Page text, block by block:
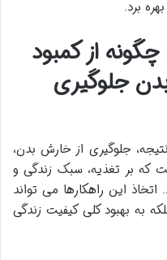
برد.
از کمبود
جلوگیری
جلوگیری از خارش بدن،
که بر تغذیه، سبک زندگی و
این راهکارها می تواند
به بهبود کلی کیفیت زندگی